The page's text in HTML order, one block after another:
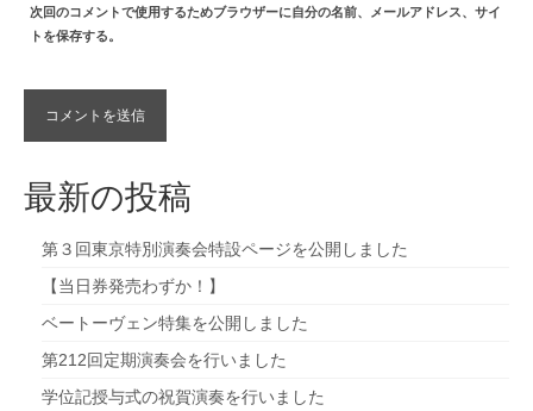
次回のコメントで使用するためブラウザーに自分の名前、メールアドレス、サイ
トを保存する。
最新の投稿
第３回東京特別演奏会特設ページを公開しました
【当日券発売わずか！】
ベートーヴェン特集を公開しました
第212回定期演奏会を行いました
学位記授与式の祝賀演奏を行いました